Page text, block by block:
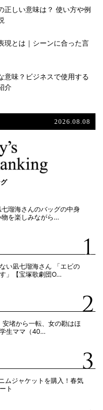
正しい意味は？ 使い方や例
現とは｜シーンに合った言
意味？ビジネスで使用する
介
2026.08.08
瑠海さんのバッグの中身
を楽しみながら…
い凪七瑠海さん 「エビの
」【宝塚歌劇団O…
堵から一転、女の勘はほ
生ママ（40…
ムジャケットを購入！春気
ト